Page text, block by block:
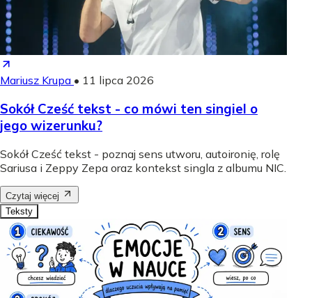
Mariusz Krupa • 11 lipca 2026
Sokół Cześć tekst - co mówi ten singiel o
jego wizerunku?
Sokół Cześć tekst - poznaj sens utworu, autoironię, rolę
Sariusa i Zeppy Zepa oraz kontekst singla z albumu NIC.
Czytaj więcej
Teksty